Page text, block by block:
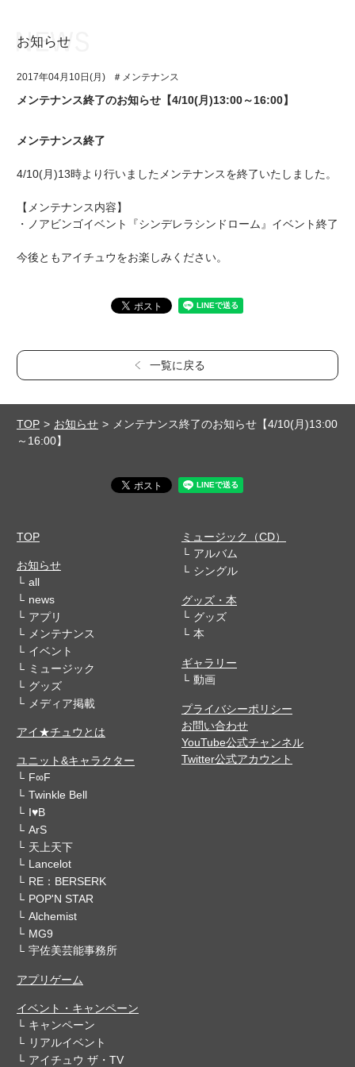
イベント・キャンペーン
ミュージック
アプリゲーム
イベント・キャンペーン
お知らせ
2017年04月10日(月) ＃メンテナンス
メンテナンス終了のお知らせ【4/10(月)13:00～16:00】
メンテナンス終了
4/10(月)13時より行いましたメンテナンスを終了いたしました。
【メンテナンス内容】
・ノアビンゴイベント『シンデレラシンドローム』イベント終了
今後ともアイチュウをお楽しみください。
一覧に戻る
TOP お知らせ
メンテナンス終了のお知らせ【4/10(月)13:00
～16:00】
TOP
お知らせ
all
news
アプリ
メンテナンス
イベント
ミュージック
グッズ
メディア掲載
アイ★チュウとは
ユニット&キャラクター
F∞F
Twinkle Bell
I♥B
ArS
天上天下
Lancelot
RE：BERSERK
POP'N STAR
Alchemist
MG9
宇佐美芸能事務所
アプリゲーム
イベント・キャンペーン
キャンペーン
リアルイベント
アイチュウ ザ・TV
ミュージック（CD）
アルバム
シングル
グッズ・本
グッズ
本
ギャラリー
動画
プライバシーポリシー
お問い合わせ
YouTube公式チャンネル
Twitter公式アカウント